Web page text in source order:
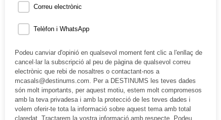
Correu electrònic
Telèfon i WhatsApp
Podeu canviar d'opinió en qualsevol moment fent clic a l'enllaç de
cancel·lar la subscripció al peu de pàgina de qualsevol correu
electrònic que rebi de nosaltres o contactant-nos a
mcasals@destinums.com. Per a DESTINUMS les teves dades
són molt importants, per aquest motiu, estem molt compromesos
amb la teva privadesa i amb la protecció de les teves dades i
volem oferir-te tota la informació sobre aquest tema amb total
claredat. Tractarem la vostra informació amb respecte. Podeu